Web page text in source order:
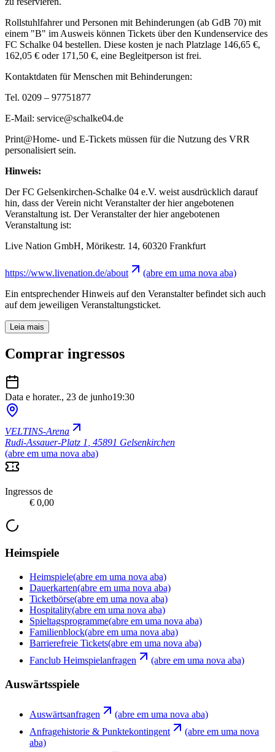
Rollstuhlfahrer und Personen mit Behinderungen (ab GdB 70) mit
einem "B" im Ausweis können Tickets über den Kundenservice des
FC Schalke 04 bestellen. Diese kosten je nach Platzlage 146,65 €,
162,05 € oder 171,50 €, eine Begleitperson ist frei.
Kontaktdaten für Menschen mit Behinderungen:
Tel. 0209 – 97751877
E-Mail: service@schalke04.de
Print@Home- und E-Tickets müssen für die Nutzung des VRR
personalisiert sein.
Hinweis:
Der FC Gelsenkirchen-Schalke 04 e.V. weist ausdrücklich darauf
hin, dass der Verein nicht Veranstalter der hier angebotenen
Veranstaltung ist. Der Veranstalter der hier angebotenen
Veranstaltung ist:
Live Nation GmbH, Mörikestr. 14, 60320 Frankfurt
https://www.livenation.de/about
(abre em uma nova aba)
Ein entsprechender Hinweis auf den Veranstalter befindet sich auch
auf dem jeweiligen Veranstaltungsticket.
Leia mais
Comprar ingressos
Data e horater., 23 de junho19:30
VELTINS-Arena
Rudi-Assauer-Platz 1 45891 Gelsenkirchen
(abre em uma nova aba)
Ingressos de
€ 0,00
Heimspiele
Heimspiele(abre em uma nova aba)
Dauerkarten(abre em uma nova aba)
Ticketbörse(abre em uma nova aba)
Hospitality(abre em uma nova aba)
Spieltagsprogramme(abre em uma nova aba)
Familienblock(abre em uma nova aba)
Barrierefreie Tickets(abre em uma nova aba)
Fanclub Heimspielanfragen
(abre em uma nova aba)
Auswärtsspiele
Auswärtsanfragen
(abre em uma nova aba)
Anfragehistorie & Punktekontingent
(abre em uma nova
aba)